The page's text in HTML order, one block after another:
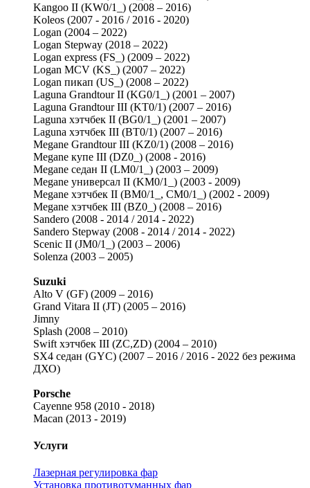
Kangoo II (KW0/1_) (2008 – 2016)
Koleos (2007 - 2016 / 2016 - 2020)
Logan (2004 – 2022)
Logan Stepway (2018 – 2022)
Logan express (FS_) (2009 – 2022)
Logan MCV (KS_) (2007 – 2022)
Logan пикап (US_) (2008 – 2022)
Laguna Grandtour II (KG0/1_) (2001 – 2007)
Laguna Grandtour III (KT0/1) (2007 – 2016)
Laguna хэтчбек II (BG0/1_) (2001 – 2007)
Laguna хэтчбек III (BT0/1) (2007 – 2016)
Megane Grandtour III (KZ0/1) (2008 – 2016)
Megane купе III (DZ0_) (2008 - 2016)
Megane седан II (LM0/1_) (2003 – 2009)
Megane универсал II (KM0/1_) (2003 - 2009)
Megane хэтчбек II (BM0/1_, CM0/1_) (2002 - 2009)
Megane хэтчбек III (BZ0_) (2008 – 2016)
Sandero (2008 - 2014 / 2014 - 2022)
Sandero Stepway (2008 - 2014 / 2014 - 2022)
Scenic II (JM0/1_) (2003 – 2006)
Solenza (2003 – 2005)
Suzuki
Alto V (GF) (2009 – 2016)
Grand Vitara II (JT) (2005 – 2016)
Jimny
Splash (2008 – 2010)
Swift хэтчбек III (ZC,ZD) (2004 – 2010)
SX4 седан (GYC) (2007 – 2016 / 2016 - 2022 без режима
ДХО)
Porsche
Cayenne 958 (2010 - 2018)
Macan (2013 - 2019)
Услуги
Лазерная регулировка фар
Установка противотуманных фар